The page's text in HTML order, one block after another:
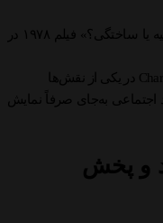
بازسازی مدرن مفهوم اصلی «واقعیه یا ساختگی؟» فیلم ۱۹۷۸ در
اجتماعی به‌جای صرفاً نمایش
و پخش